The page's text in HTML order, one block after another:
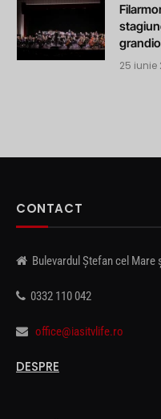
25 iunie
CONTACT
Bulevardul Ștefan cel Mare
0332 110 042
office@iasitvlife.ro
DESPRE